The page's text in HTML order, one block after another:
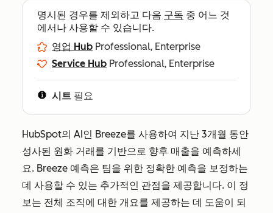
명시된 경우를 제외하고 다음 구독 중 어느 것
에서나 사용할 수 있습니다.
영업 Hub Professional, Enterprise
Service Hub Professional, Enterprise
시트 필요
HubSpot의 AI인 Breeze를 사용하여 지난 3개월 동안
성사된 원화 거래를 기반으로 향후 매출을 예측하세
요. Breeze 예측은 팀을 위한 정확한 예측을 보정하는
데 사용할 수 있는 추가적인 관점을 제공합니다. 이 정
보는 전체 조직에 대한 개요를 제공하는 데 도움이 되